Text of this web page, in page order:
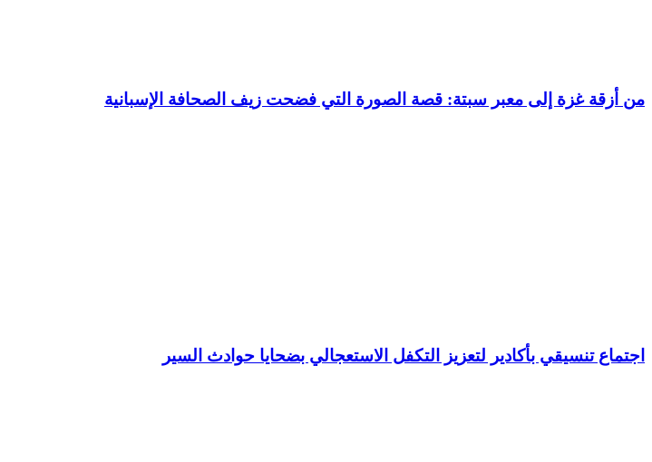
من أزقة غزة إلى معبر سبتة: قصة الصورة التي فضحت زيف الصحافة الإسبانية
اجتماع تنسيقي بأكادير لتعزيز التكفل الاستعجالي بضحايا حوادث السير